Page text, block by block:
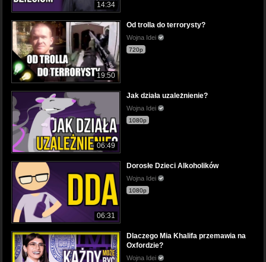
14:34
19:50
Od trolla do terrorysty?
Wojna Idei
720p
06:49
Jak działa uzależnienie?
Wojna Idei
1080p
06:31
Dorosłe Dzieci Alkoholików
Wojna Idei
1080p
Dlaczego Mia Khalifa przemawia na
Oxfordzie?
Wojna Idei